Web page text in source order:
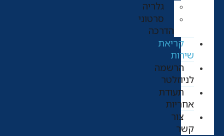
גלריה
סרטוני
הדרכה
קריאת
שירות
הרשמה
לניוזלטר
תעודת
אחריות
צור
קשר